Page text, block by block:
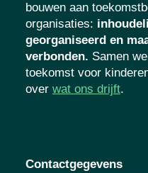
bouwen aan
organisaties:
georganiseerd en
verbonden. Samen
toekomst voor
over wat ons drijft.
Contactgegevens